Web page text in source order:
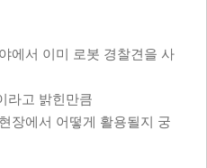
에서 이미 로봇 경찰견을 사
라고 밝힌만큼
장에서 어떻게 활용될지 궁